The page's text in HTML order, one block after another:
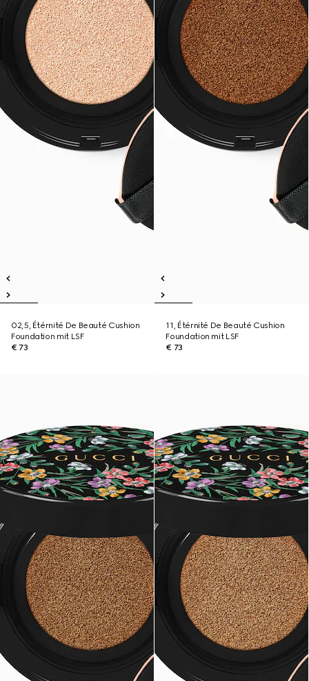
02,5, Étérnité De Beauté Cushion
Foundation mit LSF
€ 73
11, Étérnité De Beauté Cushion
Foundation mit LSF
€ 73